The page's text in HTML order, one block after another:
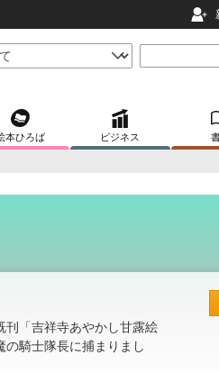
本ひろば ビジネス
刊「吉祥寺あやかし甘露絵
騎士隊長に捕まりまし